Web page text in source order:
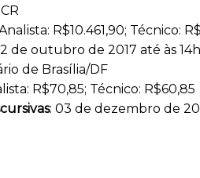
R$10.461,90; Técnico:
de outubro de 2017 até às
de Brasília/DF
R$70,85; Técnico: R$60,85
: 03 de dezembro de